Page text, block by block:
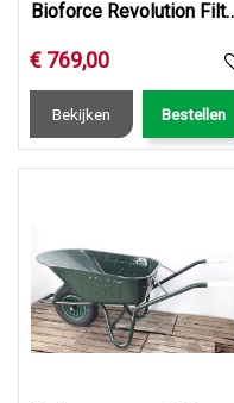
Bioforce
€ 769,00
Bekijken Bestellen